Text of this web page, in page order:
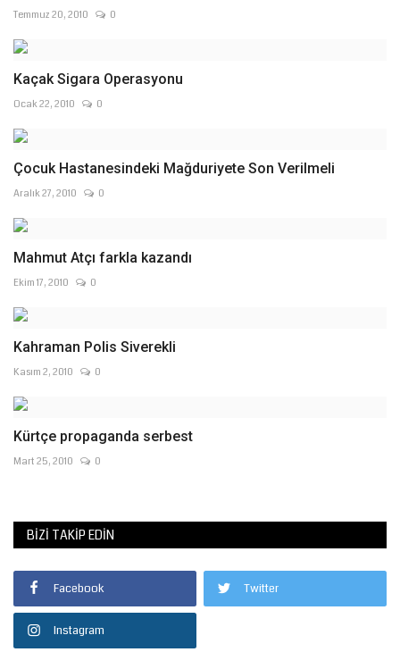
Temmuz 20, 2010 0
Kaçak Sigara Operasyonu
Ocak 22, 2010 0
Çocuk Hastanesindeki Mağduriyete Son Verilmeli
Aralık 27, 2010 0
Mahmut Atçı farkla kazandı
Ekim 17, 2010 0
Kahraman Polis Siverekli
Kasım 2, 2010 0
Kürtçe propaganda serbest
Mart 25, 2010 0
BIZI TAKIP EDIN
Facebook Twitter
Instagram